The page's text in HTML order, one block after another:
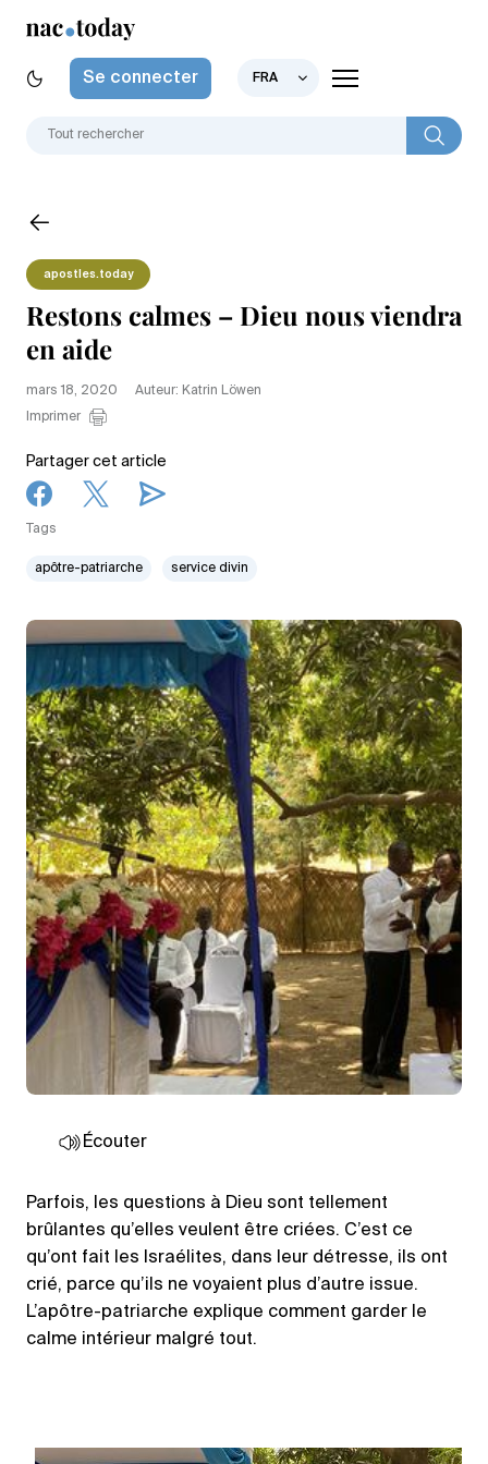
Se connecter FRA
apostles.today
Restons calmes – Dieu nous viendra
en aide
mars 18, 2020
Auteur: Katrin Löwen
Imprimer
Partager cet article
Tags
apôtre-patriarche service divin
Écouter
Parfois, les questions à Dieu sont tellement
brûlantes qu’elles veulent être criées. C’est ce
qu’ont fait les Israélites, dans leur détresse, ils ont
crié, parce qu’ils ne voyaient plus d’autre issue.
L’apôtre-patriarche explique comment garder le
calme intérieur malgré tout.